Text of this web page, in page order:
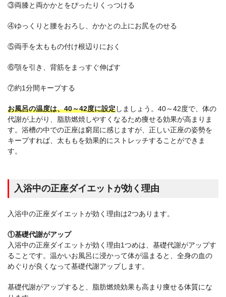
③両膝と両かかとをぴったりくっつける
④ゆっくりと腰をおろし、かかとの上にお尻をのせる
⑤両手を太ももの付け根辺りにおく
⑥顎を引き、背筋をまっすぐ伸ばす
⑦約1分間キープする
お風呂の温度は、40～42度に設定しましょう。40～42度で、体の
代謝が上がり、脂肪燃焼しやすくなるため痩せる効果が高まりま
す。浴槽の中での正座は窮屈に感じますが、正しい正座の姿勢を
キープすれば、太ももを効果的にストレッチすることができま
す。
入浴中の正座ダイエットが効く理由
入浴中の正座ダイエットが効く理由は2つあります。
①基礎代謝がアップ
入浴中の正座ダイエットが効く理由1つめは、基礎代謝がアップす
ることです。温かいお風呂に浸かって体が温まると、全身の血の
めぐりが良くなって基礎代謝アップします。
基礎代謝がアップすると、脂肪燃焼効果も高まり痩せる体質にな